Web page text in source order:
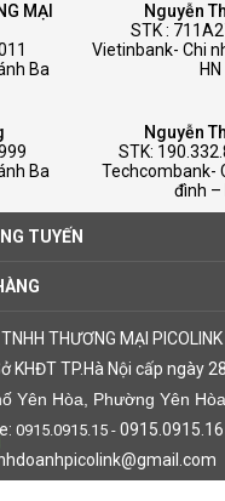
MẠI
Ba
Nguyễn
STK :
Vietinbank- Chi
HN
Ba
Nguyễn
STK:
Techcombank-
đình –
TUYẾN
THƯƠNG MẠI PICOLINK
KHĐT TP.Hà Nội cấp ngày
Yên Hòa, Phường Yên
0915.0915.15 - 0915.0915.16